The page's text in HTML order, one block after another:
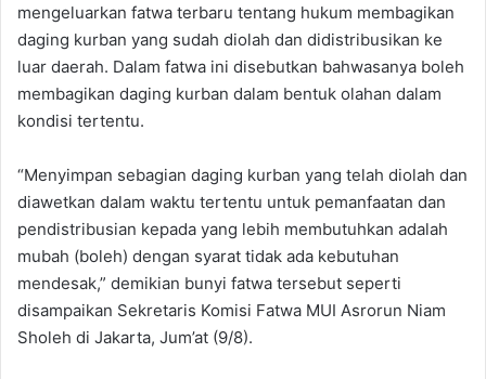
mengeluarkan fatwa terbaru tentang hukum membagikan
daging kurban yang sudah diolah dan didistribusikan ke
luar daerah. Dalam fatwa ini disebutkan bahwasanya boleh
membagikan daging kurban dalam bentuk olahan dalam
kondisi tertentu.
“Menyimpan sebagian daging kurban yang telah diolah dan
diawetkan dalam waktu tertentu untuk pemanfaatan dan
pendistribusian kepada yang lebih membutuhkan adalah
mubah (boleh) dengan syarat tidak ada kebutuhan
mendesak,” demikian bunyi fatwa tersebut seperti
disampaikan Sekretaris Komisi Fatwa MUI Asrorun Niam
Sholeh di Jakarta, Jum’at (9/8).